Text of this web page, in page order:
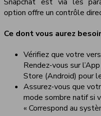
option offre un contrôle
Ce dont vous aurez
Vérifiez que votre
Rendez-vous sur
Store (Android) pour
Assurez-vous que
mode sombre natif si
« Correspond au